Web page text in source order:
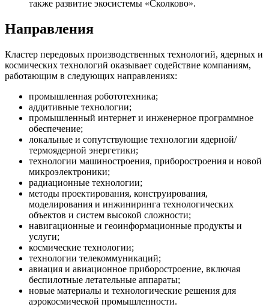
также развитие экосистемы «Сколково».
Направления
Кластер передовых производственных технологий, ядерных и
космических технологий оказывает содействие компаниям,
работающим в следующих направлениях:
промышленная робототехника;
аддитивные технологии;
промышленный интернет и инженерное программное
обеспечение;
локальные и сопутствующие технологии ядерной/
термоядерной энергетики;
технологии машиностроения, приборостроения и новой
микроэлектроники;
радиационные технологии;
методы проектирования, конструирования,
моделирования и инжиниринга технологических
объектов и систем высокой сложности;
навигационные и геоинформационные продукты и
услуги;
космические технологии;
технологии телекоммуникаций;
авиация и авиационное приборостроение, включая
беспилотные летательные аппараты;
новые материалы и технологические решения для
аэрокосмической промышленности.